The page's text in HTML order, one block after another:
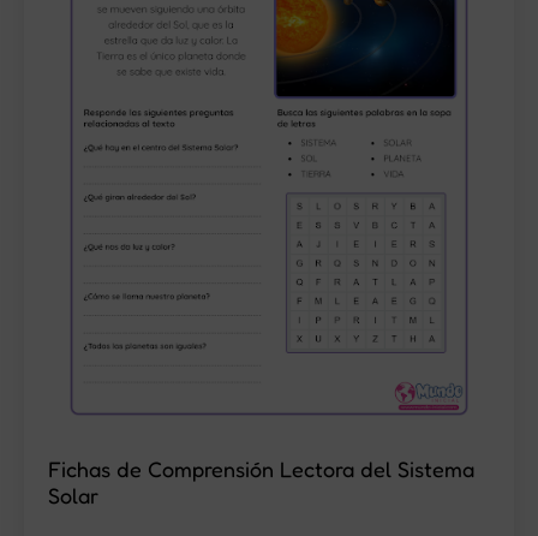
Fichas de Comprensión Lectora del Sistema
Solar